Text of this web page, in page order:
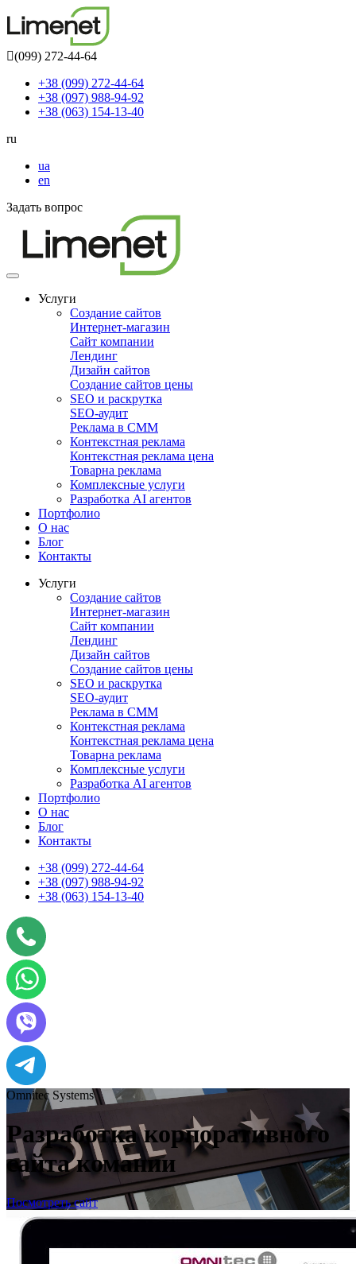
(099) 272-44-64
+38 (099) 272-44-64
+38 (097) 988-94-92
+38 (063) 154-13-40
ru
ua
en
Задать вопрос
Toggle
navigationУслуги
Создание сайтов
Интернет-магазин
Сайт компании
Лендинг
Дизайн сайтов
Создание сайтов цены
SEO и раскрутка
SEO-аудит
Реклама в СММ
Контекстная реклама
Контекстная реклама цена
Товарна реклама
Комплексные услуги
Разработка AI агентов
Портфолио
О нас
Блог
Контакты
Услуги
Создание сайтов
Интернет-магазин
Сайт компании
Лендинг
Дизайн сайтов
Создание сайтов цены
SEO и раскрутка
SEO-аудит
Реклама в СММ
Контекстная реклама
Контекстная реклама цена
Товарна реклама
Комплексные услуги
Разработка AI агентов
Портфолио
О нас
Блог
Контакты
+38 (099) 272-44-64
+38 (097) 988-94-92
+38 (063) 154-13-40
Оmnitec Systems
Разработка корпоративного
сайта комании
Посмотреть сайт